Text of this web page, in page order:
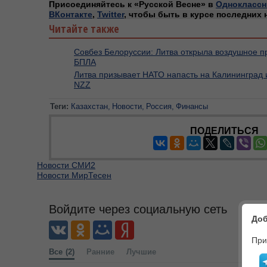
Присоединяйтесь к «Русской Весне» в
ВКонтакте, Twitter, чтобы быть в курсе последних
Читайте также
Совбез Белоруссии: Литва открыла воздушное
БПЛА
Литва призывает НАТО напасть на
NZZ
Теги: Казахстан Новости Россия Финансы
ПОДЕЛИТЬСЯ
Новости СМИ2
Новости МирТесен
Войдите через социальную сеть
Все (2) Ранние Лучшие